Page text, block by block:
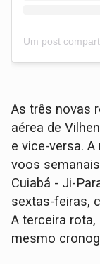
As três novas
aérea de
e vice-versa.
voos
Cuiabá - Ji-
sextas-feiras,
A terceira rota,
mesmo